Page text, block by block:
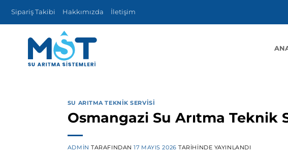
Sipariş Takibi Hakkımızda İletişim
SU ARITMA TEKNIK SERVISI
Osmangazi Su Arıtma Teknik
ADMIN TARAFINDAN 17 MAYIS 2026 TARIHINDE YAYINLANDI